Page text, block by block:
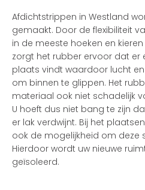
Afdichtstrippen in Westland
gemaakt. Door de flexibiliteit
in de meeste hoeken en
zorgt het rubber ervoor dat er
plaats vindt waardoor lucht
om binnen te glippen. Het
materiaal ook niet schadelijk
U hoeft dus niet bang te zijn
er lak verdwijnt. Bij het
ook de mogelijkheid om deze
Hierdoor wordt uw nieuwe
geïsoleerd.